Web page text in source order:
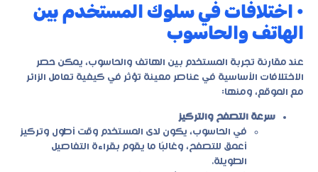
• اختلافات في سلوك المستخدم بين
الهاتف والحاسوب
عند مقارنة تجربة المستخدم بين الهاتف والحاسوب، يمكن حصر
الاختلافات الأساسية في عناصر معينة تؤثر في كيفية تعامل الزائر
مع الموقع، ومنها:
سرعة التصفح والتركيز
في الحاسوب، يكون لدى المستخدم وقت أطول وتركيز
أعمق للتصفح، وغالبًا ما يقوم بقراءة التفاصيل
الطويلة.